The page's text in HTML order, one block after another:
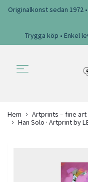
Originalkonst sedan 1972
Trygga köp • Enkel
Hem
Artprints – fine art
Han Solo · Artprint by